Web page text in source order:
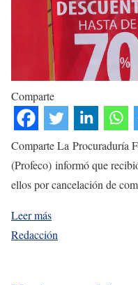
Comparte
Comparte La Procuraduría
(Profeco) informó que
ellos por cancelación de
Leer más
Redacción